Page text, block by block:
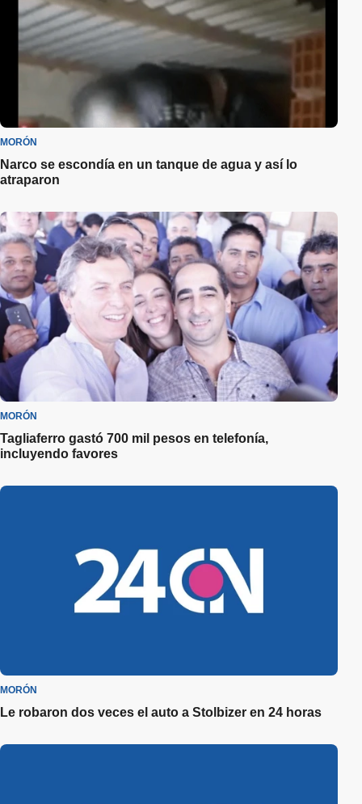
MORÓN
Narco se escondía en un tanque de agua y así lo
atraparon
MORÓN
Tagliaferro gastó 700 mil pesos en telefonía,
incluyendo favores
MORÓN
Le robaron dos veces el auto a Stolbizer en 24 horas